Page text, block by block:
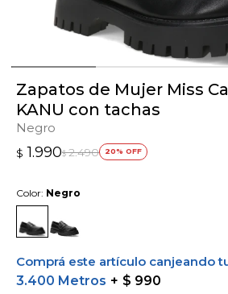
Zapatos de Mujer Miss
KANU con tachas
Negro
$ 1.990$ 2.490 20
Color: Negro
Comprá este artículo canjeando
3.400 Metros
$ 990